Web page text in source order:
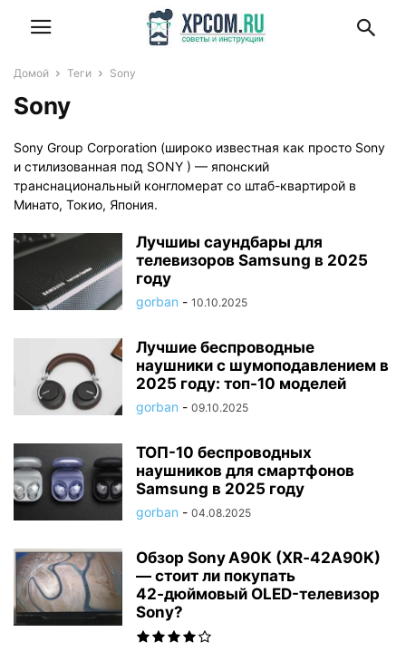
Домой Теги Sony
Sony
Sony Group Corporation (широко известная как просто Sony
и стилизованная под SONY ) — японский
транснациональный конгломерат со штаб-квартирой в
Минато, Токио, Япония.
Лучшиы саундбары для
телевизоров Samsung в 2025
году
gorban - 10.10.2025
Лучшие беспроводные
наушники с шумоподавлением в
2025 году: топ-10 моделей
gorban - 09.10.2025
ТОП-10 беспроводных
наушников для смартфонов
Samsung в 2025 году
gorban - 04.08.2025
Обзор Sony A90K (XR‑42A90K)
— стоит ли покупать
42‑дюймовый OLED-телевизор
Sony?